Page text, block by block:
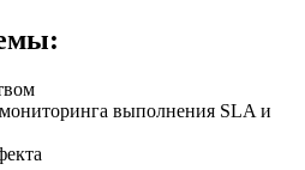
выполнения SLA и